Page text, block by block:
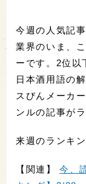
今週の人気記
業界のいま、
ーです。2位以
日本酒用語の
スびんメーカ
ンルの記事が
来週のランキ
【関連】今、